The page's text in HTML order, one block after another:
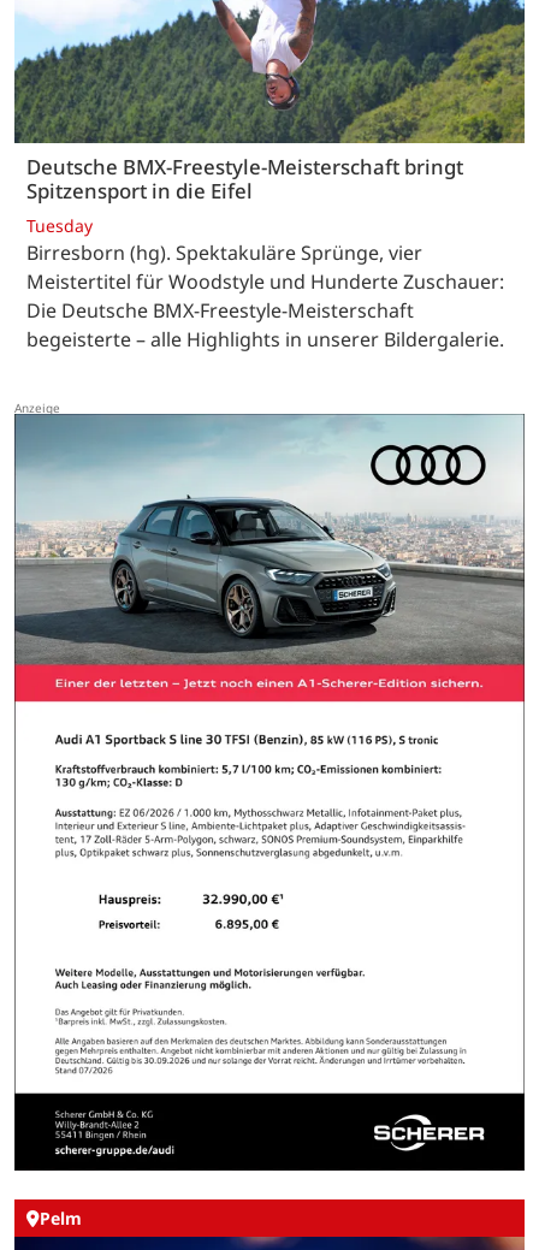
Deutsche BMX-Freestyle-Meisterschaft bringt
Spitzensport in die Eifel
Tuesday
Birresborn (hg). Spektakuläre Sprünge, vier
Meistertitel für Woodstyle und Hunderte Zuschauer:
Die Deutsche BMX-Freestyle-Meisterschaft
begeisterte – alle Highlights in unserer Bildergalerie.
Pelm